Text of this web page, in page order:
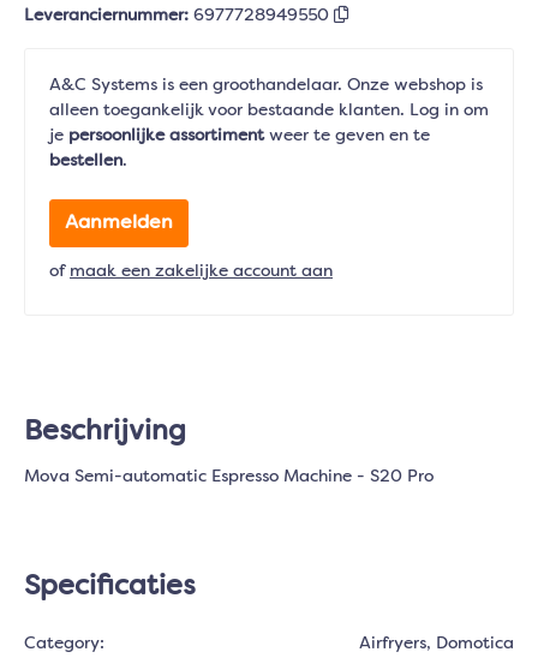
Leveranciernummer: 6977728949550
A&C Systems is een groothandelaar. Onze webshop is
alleen toegankelijk voor bestaande klanten. Log in om
je persoonlijke assortimentweer te geven en te
bestellen.
Aanmelden
of maak een zakelijke account aan
Beschrijving
Mova Semi-automatic Espresso Machine - S20 Pro
Specificaties
Category: Airfryers, Domotica